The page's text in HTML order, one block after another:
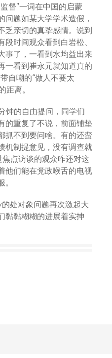
督”一词在中国的启蒙
问题如某大学学术造假，
乏亲切的真挚感情。说到
时间观众看到白岩松、
事了，一看到水均益出来
一看到崔永元就知道真的
自嘲的“做人不要太
距离。
钟的自由提问，同学们
的重复了不说，前面铺垫
抓不到要问啥。有的还蛮
机制提意见，没有调查就
点访谈的观众咋还对这
他们能在党政喉舌的电视
处对象问题再次激起大
黏黏糊糊的进展着实抻